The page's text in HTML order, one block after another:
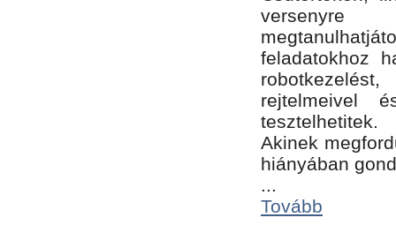
versenyre
feladatokhoz
rejtelmeivel
tesztelhetitek.
Akinek
hiányában
...
Tovább